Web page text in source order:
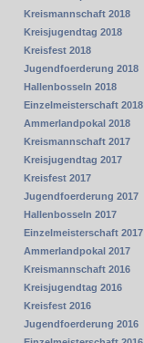
Kreismannschaft 2018
Kreisjugendtag 2018
Kreisfest 2018
Jugendfoerderung 2018
Hallenbosseln 2018
Einzelmeisterschaft 2018
Ammerlandpokal 2018
Kreismannschaft 2017
Kreisjugendtag 2017
Kreisfest 2017
Jugendfoerderung 2017
Hallenbosseln 2017
Einzelmeisterschaft 2017
Ammerlandpokal 2017
Kreismannschaft 2016
Kreisjugendtag 2016
Kreisfest 2016
Jugendfoerderung 2016